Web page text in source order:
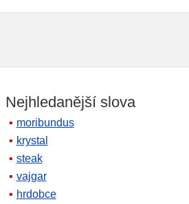
Nejhledanější slova
moribundus
krystal
steak
vajgar
hrdobce